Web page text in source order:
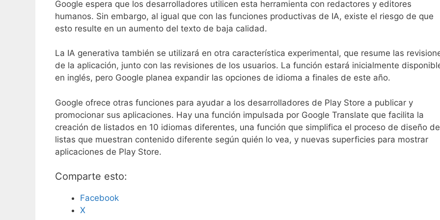
Google espera que los desarrolladores utilicen esta herramienta con redactores y editores
humanos. Sin embargo, al igual que con las funciones productivas de IA, existe el riesgo de que
esto resulte en un aumento del texto de baja calidad.
La IA generativa también se utilizará en otra característica experimental, que resume las
de la aplicación, junto con las revisiones de los usuarios. La función estará inicialmente
en inglés, pero Google planea expandir las opciones de idioma a finales de este año.
Google ofrece otras funciones para ayudar a los desarrolladores de Play Store a publicar y
promocionar sus aplicaciones. Hay una función impulsada por Google Translate que facilita la
creación de listados en 10 idiomas diferentes, una función que simplifica el proceso de diseño de
listas que muestran contenido diferente según quién lo vea, y nuevas superficies para mostrar
aplicaciones de Play Store.
Comparte esto:
Facebook
X